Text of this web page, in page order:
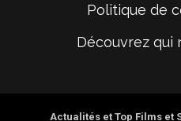
Politique de
Découvrez qui
Actualités et Top Films et